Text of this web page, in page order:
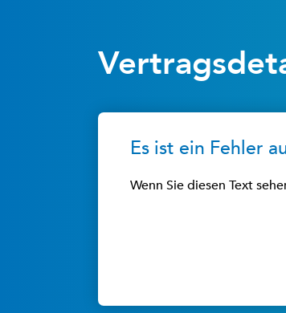
Es ist ein Fehler
Wenn Sie diesen Text